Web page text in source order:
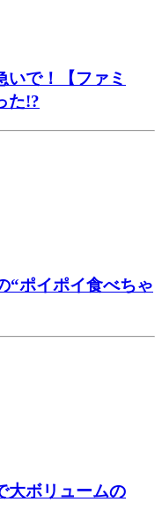
いで！【ファミ
た!?
“ポイポイ食べちゃ
大ボリュームの